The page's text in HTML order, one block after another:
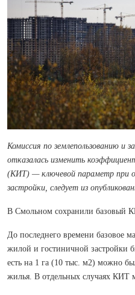
Комиссия по землепользованию и
отказалась изменить
(КИТ) — ключевой параметр при
застройки, следует из
В Смольном сохранили базовый
До последнего времени базовое
жилой и гостиничной застройки
есть на 1 га (10 тыс. м2) можно
жилья. В отдельных случаях КИТ